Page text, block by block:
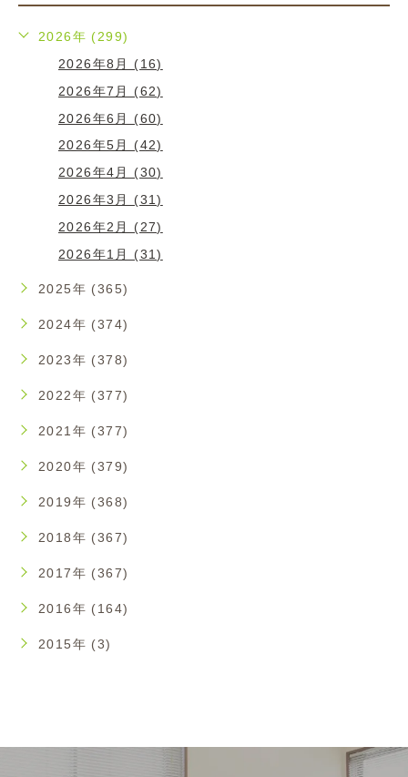
2026年 (299)
2026年8月 (16)
2026年7月 (62)
2026年6月 (60)
2026年5月 (42)
2026年4月 (30)
2026年3月 (31)
2026年2月 (27)
2026年1月 (31)
2025年 (365)
2024年 (374)
2023年 (378)
2022年 (377)
2021年 (377)
2020年 (379)
2019年 (368)
2018年 (367)
2017年 (367)
2016年 (164)
2015年 (3)